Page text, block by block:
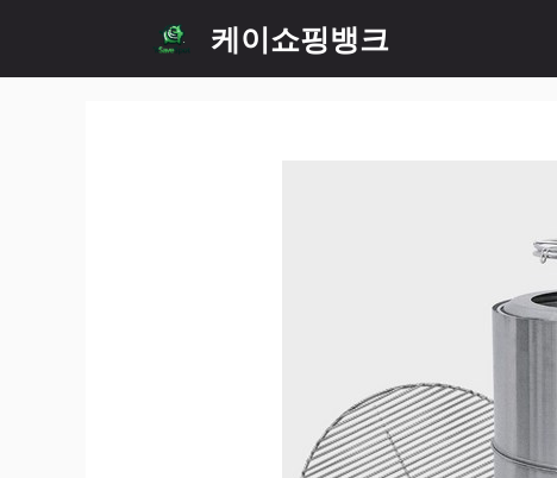
content
케이쇼핑뱅크